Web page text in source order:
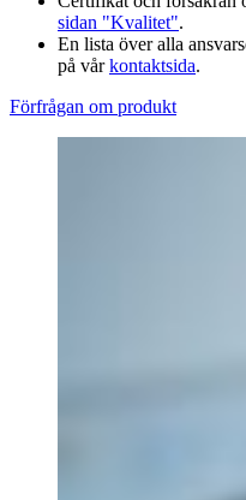
sidan "Kvalitet".
En lista över alla
på vårkontaktsida.
Förfrågan om produkt